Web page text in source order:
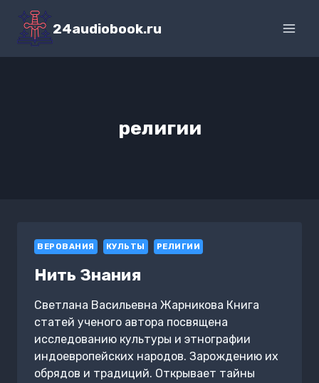
Перейти
содержимому
24audiobook.ru
религии
ВЕРОВАНИЯ КУЛЬТЫ РЕЛИГИИ
Нить Знания
Светлана Васильевна Жарникова Книга
статей ученого автора посвящена
исследованию культуры и этнографии
индоевропейских народов. Зарождению их
обрядов и традиций. Открывает тайны